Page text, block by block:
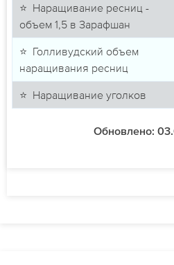
⭐ Наращивание ресниц -
объем 1,5 в Зарафшан
⭐ Голливудский объем
наращивания ресниц
⭐ Наращивание уголков
Обновлено: